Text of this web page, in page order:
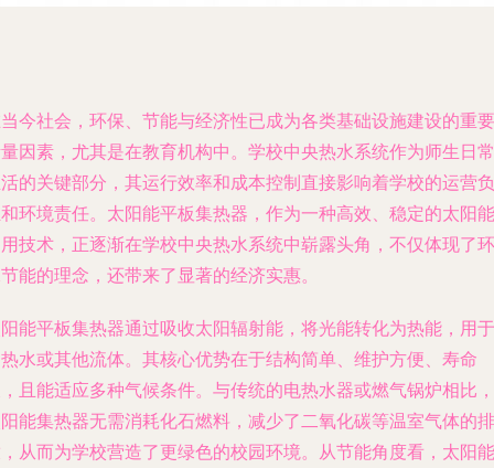
今社会，环保、节能与经济性已成为各类基础设施建设的重要
因素，尤其是在教育机构中。学校中央热水系统作为师生日常
的关键部分，其运行效率和成本控制直接影响着学校的运营负
环境责任。太阳能平板集热器，作为一种高效、稳定的太阳能
技术，正逐渐在学校中央热水系统中崭露头角，不仅体现了环
能的理念，还带来了显著的经济实惠。
能平板集热器通过吸收太阳辐射能，将光能转化为热能，用于
水或其他流体。其核心优势在于结构简单、维护方便、寿命
且能适应多种气候条件。与传统的电热水器或燃气锅炉相比，
能集热器无需消耗化石燃料，减少了二氧化碳等温室气体的排
从而为学校营造了更绿色的校园环境。从节能角度看，太阳能